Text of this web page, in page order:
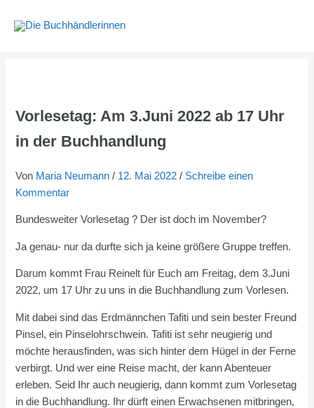
Inhalt
Vorlesetag: Am 3.Juni 2022 ab 17 Uhr
in der Buchhandlung
Von Maria Neumann/ 12. Mai 2022/ Schreibe einen
Kommentar
Bundesweiter Vorlesetag ? Der ist doch im November?
Ja genau- nur da durfte sich ja keine größere Gruppe treffen.
Darum kommt Frau Reinelt für Euch am Freitag, dem 3.Juni
2022, um 17 Uhr zu uns in die Buchhandlung zum Vorlesen.
Mit dabei sind das Erdmännchen Tafiti und sein bester Freund
Pinsel, ein Pinselohrschwein. Tafiti ist sehr neugierig und
möchte herausfinden, was sich hinter dem Hügel in der Ferne
verbirgt. Und wer eine Reise macht, der kann Abenteuer
erleben. Seid Ihr auch neugierig, dann kommt zum Vorlesetag
in die Buchhandlung. Ihr dürft einen Erwachsenen mitbringen,